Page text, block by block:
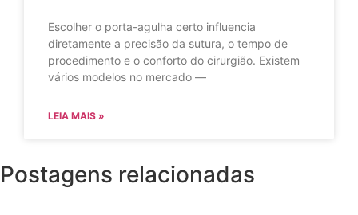
Escolher o porta-agulha certo influencia
diretamente a precisão da sutura, o tempo de
procedimento e o conforto do cirurgião. Existem
vários modelos no mercado —
LEIA MAIS »
Postagens relacionadas